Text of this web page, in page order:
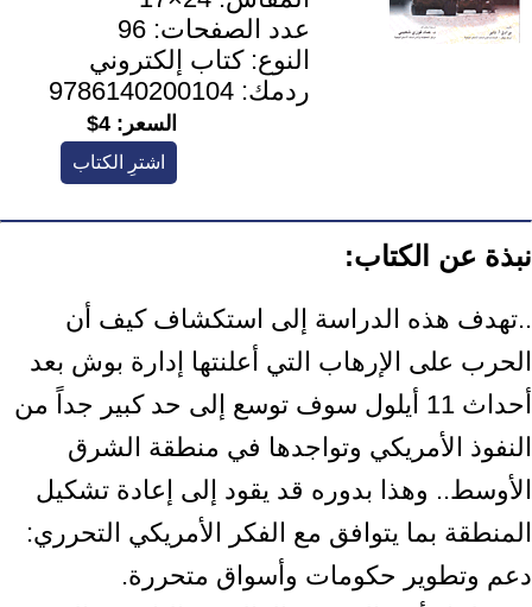
عدد الصفحات: 96
النوع:كتاب إلكتروني
ردمك: 9786140200104
السعر: 4$
اشترِ الكتاب
نبذة عن الكتاب:
..تهدف هذه الدراسة إلى استكشاف كيف أن
الحرب على الإرهاب التي أعلنتها إدارة بوش بعد
أحداث 11 أيلول سوف توسع إلى حد كبير جداً من
النفوذ الأمريكي وتواجدها في منطقة الشرق
الأوسط.. وهذا بدوره قد يقود إلى إعادة تشكيل
المنطقة بما يتوافق مع الفكر الأمريكي التحرري:
دعم وتطوير حكومات وأسواق متحررة.